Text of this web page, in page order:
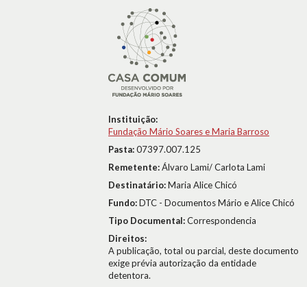
Instituição:
Fundação Mário Soares e Maria Barroso
Pasta:07397.007.125
Remetente:Álvaro Lami/ Carlota Lami
Destinatário:Maria Alice Chicó
Fundo:DTC - Documentos Mário e Alice Chicó
Tipo Documental:Correspondencia
Direitos:
A publicação, total ou parcial, deste documento
exige prévia autorização da entidade
detentora.